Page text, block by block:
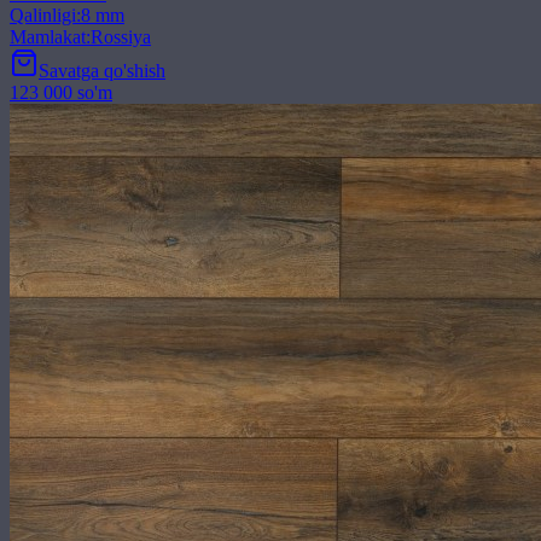
Qalinligi:8 mm
Mamlakat:Rossiya
Savatga qo'shish
123 000 so'm